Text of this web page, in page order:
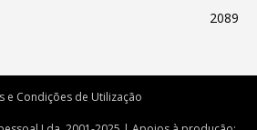
2089
e Condições de Utilização